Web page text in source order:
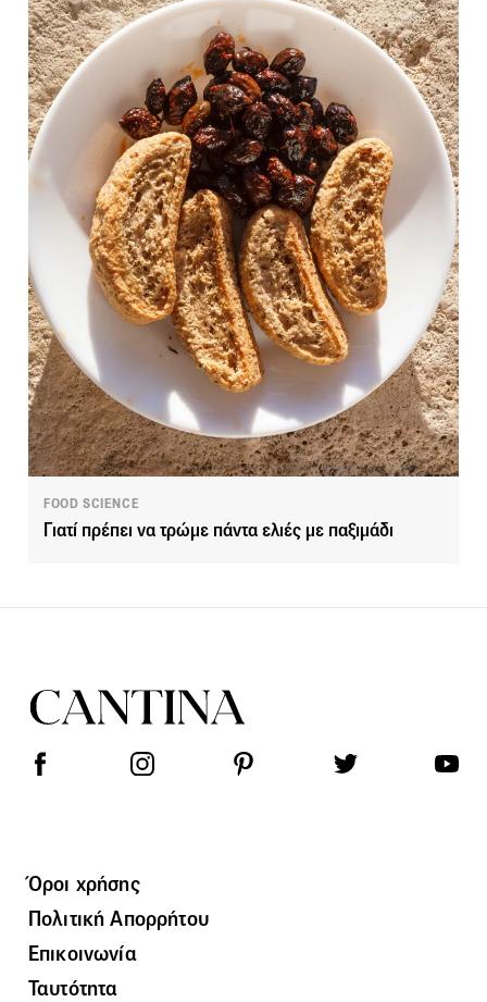
FOOD SCIENCE
Γιατί πρέπει να τρώμε πάντα ελιές με παξιμάδι
Όροι χρήσης
Πολιτική Απορρήτου
Επικοινωνία
Ταυτότητα